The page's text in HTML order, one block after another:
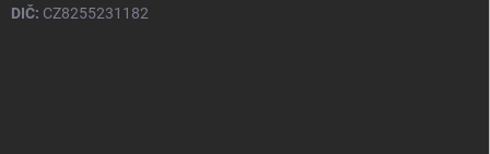
DIČ: CZ8255231182